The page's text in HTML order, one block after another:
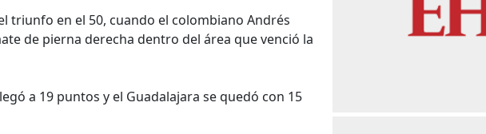
triunfo en el 50, cuando el colombiano Andrés
de pierna derecha dentro del área que venció la
a 19 puntos y el Guadalajara se quedó con 15